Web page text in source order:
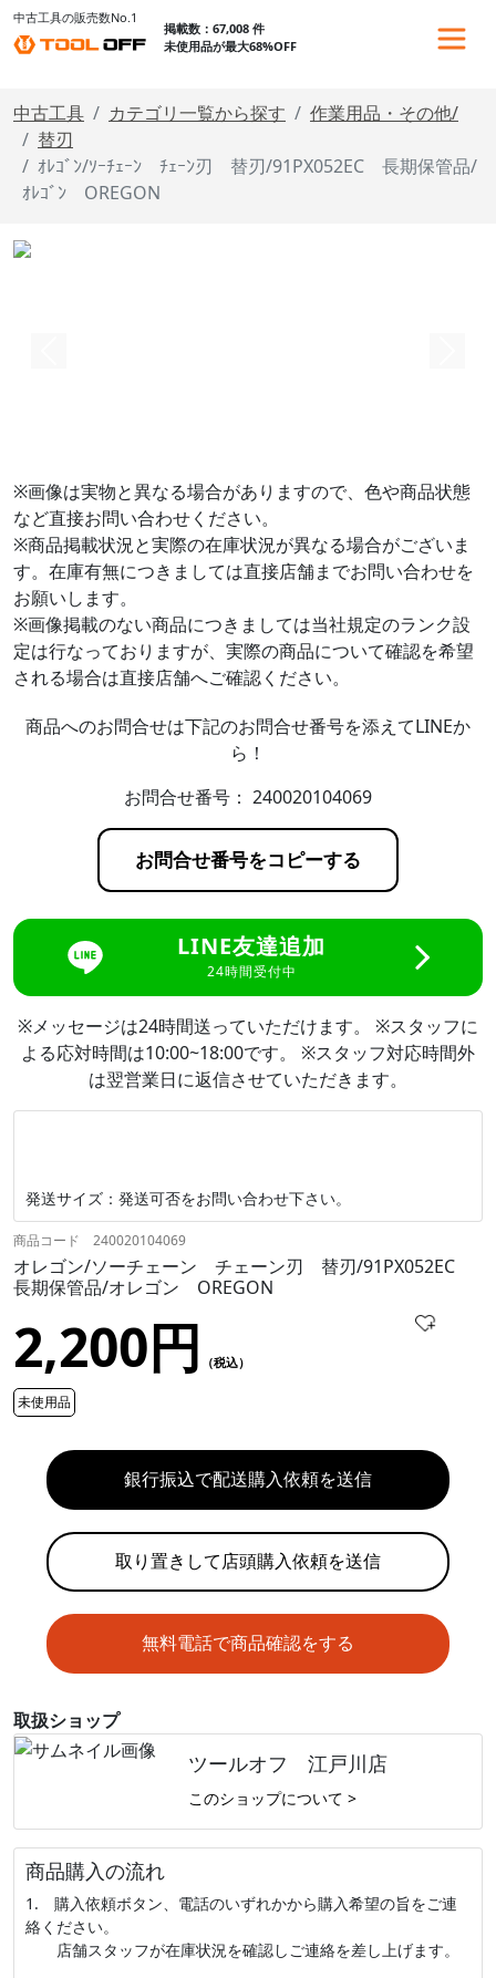
中古工具の販売数No.1
掲載数：67,008 件
未使用品が最大68%OFF
中古工具 カテゴリ一覧から探す
作業用品・その他/
替刃
ｵﾚｺﾞﾝ/ｿｰﾁｪｰﾝ ﾁｪｰﾝ刃 替刃/91PX052EC 長期保管品/
ｵﾚｺﾞﾝ OREGON
※画像は実物と異なる場合がありますので、色や商品状態
など直接お問い合わせください。
※商品掲載状況と実際の在庫状況が異なる場合がございま
す。在庫有無につきましては直接店舗までお問い合わせを
お願いします。
※画像掲載のない商品につきましては当社規定のランク設
定は行なっておりますが、実際の商品について確認を希望
される場合は直接店舗へご確認ください。
商品へのお問合せは下記のお問合せ番号を添えてLINEか
ら！
お問合せ番号： 240020104069
お問合せ番号をコピーする
LINE友達追加
24時間受付中
※メッセージは24時間送っていただけます。 ※スタッフに
よる応対時間は10:00~18:00です。 ※スタッフ対応時間外
は翌営業日に返信させていただきます。
発送サイズ：発送可否をお問い合わせ下さい。
商品コード 240020104069
オレゴン/ソーチェーン チェーン刃 替刃/91PX052EC
長期保管品/オレゴン OREGON
2,200円 （税込）
未使用品
銀行振込で配送購入依頼を送信
取り置きして店頭購入依頼を送信
無料電話で商品確認をする
取扱ショップ
ツールオフ 江戸川店
このショップについて >
商品購入の流れ
1. 購入依頼ボタン、電話のいずれかから購入希望の旨をご連
絡ください。
店舗スタッフが在庫状況を確認しご連絡を差し上げます。